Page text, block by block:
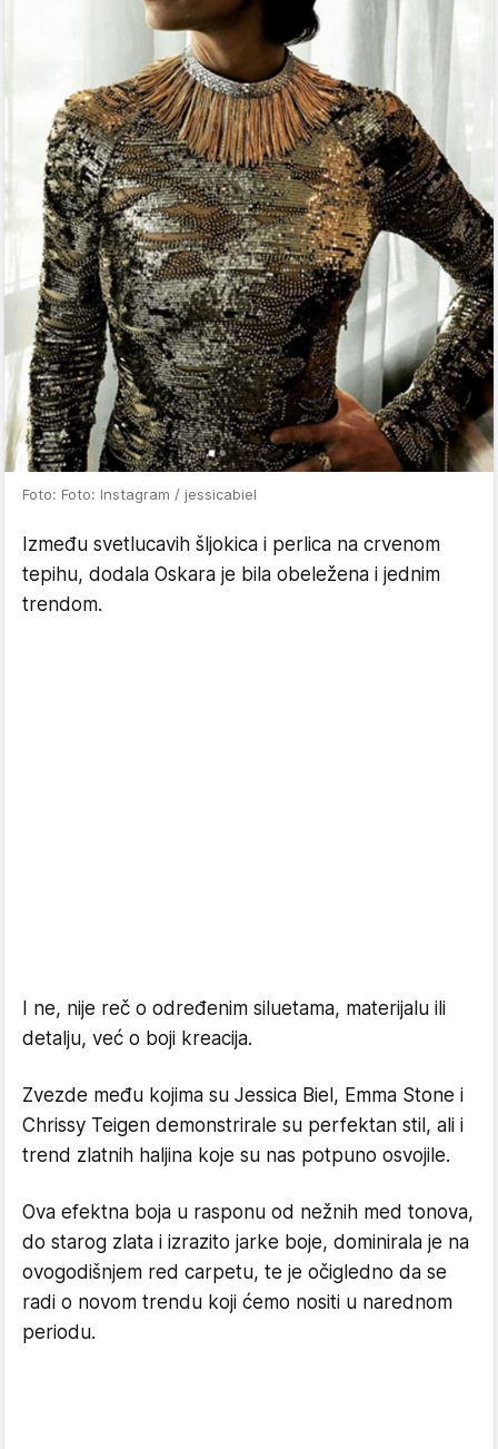
Foto: Foto: Instagram / jessicabiel
Između svetlucavih šljokica i perlica na crvenom
tepihu, dodala Oskara je bila obeležena i jednim
trendom.
I ne, nije reč o određenim siluetama, materijalu ili
detalju, već o boji kreacija.
Zvezde među kojima su Jessica Biel, Emma Stone i
Chrissy Teigen demonstrirale su perfektan stil, ali i
trend zlatnih haljina koje su nas potpuno osvojile.
Ova efektna boja u rasponu od nežnih med tonova,
do starog zlata i izrazito jarke boje, dominirala je na
ovogodišnjem red carpetu, te je očigledno da se
radi o novom trendu koji ćemo nositi u narednom
periodu.